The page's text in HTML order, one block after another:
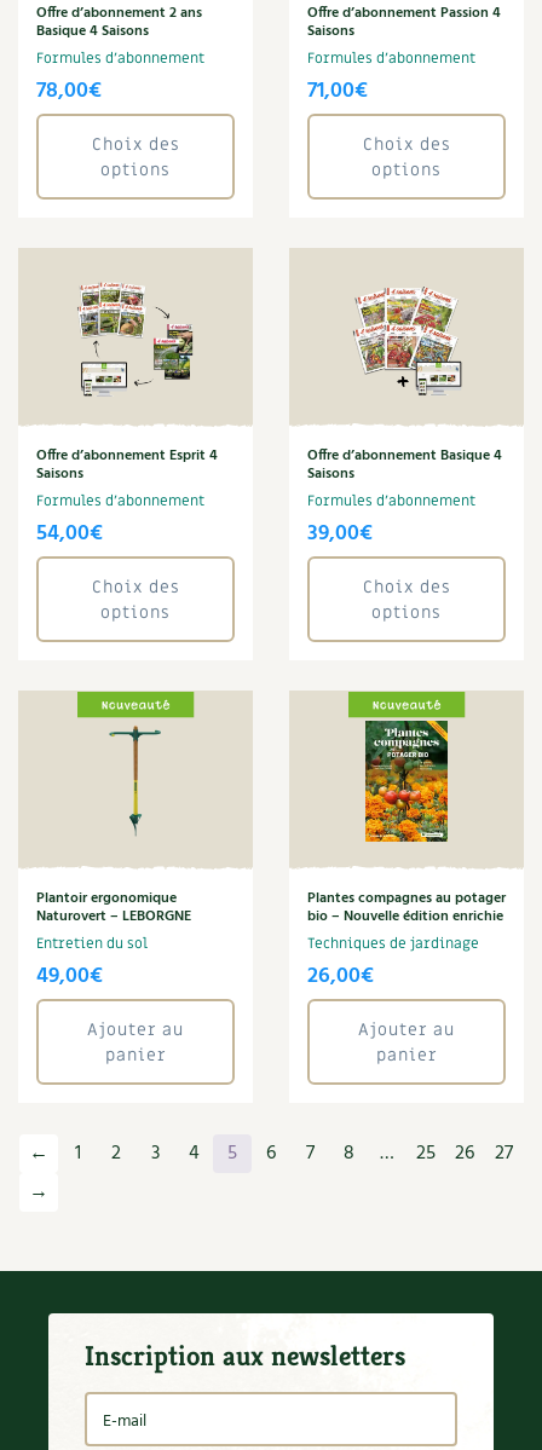
Offre d’abonnement 2 ans
Basique 4 Saisons
Formules d'abonnement
78,00€
Choix des
options
Offre d’abonnement Passion 4
Saisons
Formules d'abonnement
71,00€
Choix des
options
Offre d’abonnement Esprit 4
Saisons
Formules d'abonnement
54,00€
Choix des
options
Offre d’abonnement Basique 4
Saisons
Formules d'abonnement
39,00€
Choix des
options
Plantoir ergonomique
Naturovert – LEBORGNE
Entretien du sol
49,00€
Ajouter au
panier
Plantes compagnes au potager
bio – Nouvelle édition enrichie
Techniques de jardinage
26,00€
Ajouter au
panier
← 1 2 3 4 5 6 7 8 … 25 26
27
→
Inscription aux newsletters